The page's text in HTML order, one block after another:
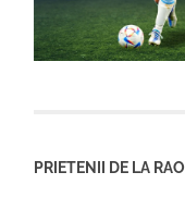
PRIETENII DE LA RAO